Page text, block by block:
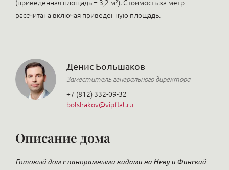
(приведенная площадь = 3,2 м²). Стоимость за метр
рассчитана включая приведенную площадь.
Денис Большаков
Заместитель генерального директора
+7 (812) 332-09-32
bolshakov@vipflat.ru
Описание дома
Готовый дом с панорамными видами на Неву и Финский